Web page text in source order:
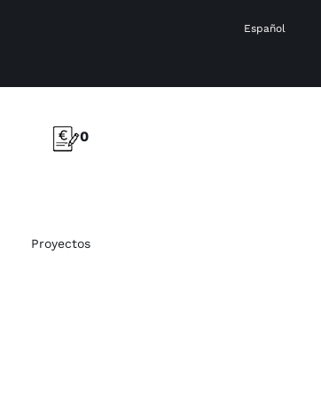
Español
0
Proyectos